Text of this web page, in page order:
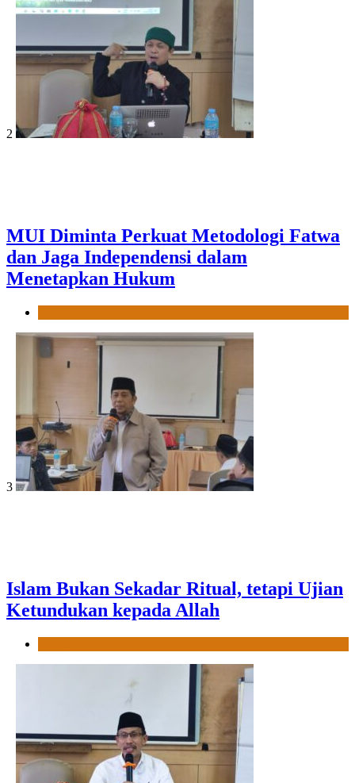
2
MUI Diminta Perkuat Metodologi Fatwa
dan Jaga Independensi dalam
Menetapkan Hukum
3
Islam Bukan Sekadar Ritual, tetapi Ujian
Ketundukan kepada Allah